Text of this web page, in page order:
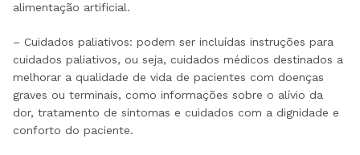
alimentação artificial.
– Cuidados paliativos: podem ser incluídas instruções para
cuidados paliativos, ou seja, cuidados médicos destinados a
melhorar a qualidade de vida de pacientes com doenças
graves ou terminais, como informações sobre o alívio da
dor, tratamento de sintomas e cuidados com a dignidade e
conforto do paciente.